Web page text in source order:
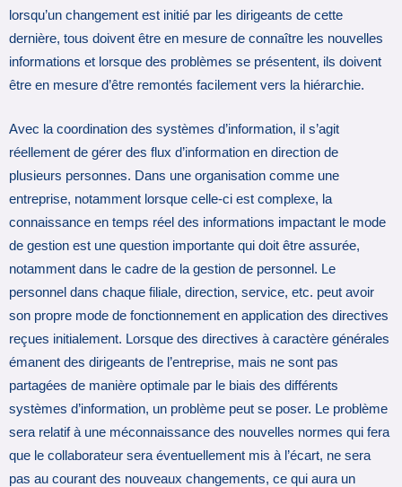
lorsqu’un changement est initié par les dirigeants de cette
dernière, tous doivent être en mesure de connaître les nouvelles
informations et lorsque des problèmes se présentent, ils doivent
être en mesure d’être remontés facilement vers la hiérarchie.
Avec la coordination des systèmes d’information, il s’agit
réellement de gérer des flux d’information en direction de
plusieurs personnes. Dans une organisation comme une
entreprise, notamment lorsque celle-ci est complexe, la
connaissance en temps réel des informations impactant le mode
de gestion est une question importante qui doit être assurée,
notamment dans le cadre de la gestion de personnel. Le
personnel dans chaque filiale, direction, service, etc. peut avoir
son propre mode de fonctionnement en application des directives
reçues initialement. Lorsque des directives à caractère générales
émanent des dirigeants de l’entreprise, mais ne sont pas
partagées de manière optimale par le biais des différents
systèmes d’information, un problème peut se poser. Le problème
sera relatif à une méconnaissance des nouvelles normes qui fera
que le collaborateur sera éventuellement mis à l’écart, ne sera
pas au courant des nouveaux changements, ce qui aura un